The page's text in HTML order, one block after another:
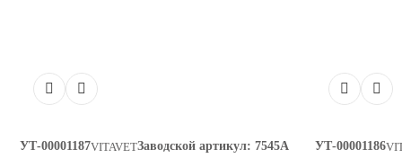
УТ-00001187 Заводской артикул: 7545А
VITAVET УТ-00001186